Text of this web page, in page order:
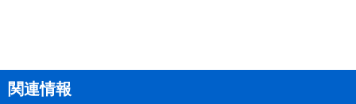
関連情報